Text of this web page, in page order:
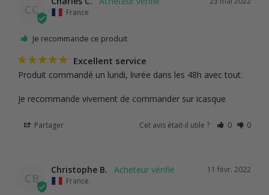
CC France
Je recommande ce produit
Excellent service
Produit commandé un lundi, livrée dans les 48h avec tout.
Je recommande vivement de commander sur icasque
Partager Cet avis était-il utile ? 0 0
CB
11 févr. 2022
Christophe B.
France